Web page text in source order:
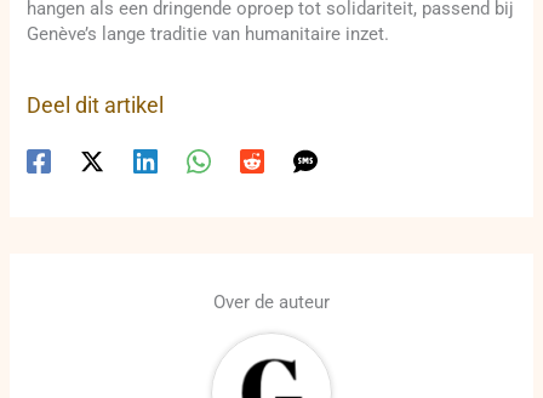
hangen als een dringende oproep tot solidariteit, passend bij
Genève’s lange traditie van humanitaire inzet.
Deel dit artikel
Over de auteur